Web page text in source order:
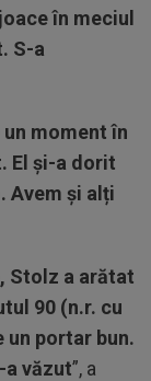
în meciul
S-a
moment în
El și-a dorit
Avem și alți
Stolz a arătat
90 (n.r. cu
un portar bun.
a văzut”, a